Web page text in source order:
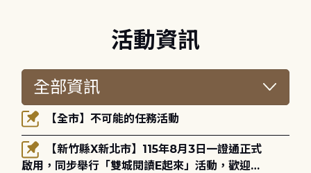
活動資訊
【全市】不可能的任務活動
啟用，同步舉行「雙城閱讀E起來」活動，歡迎踴